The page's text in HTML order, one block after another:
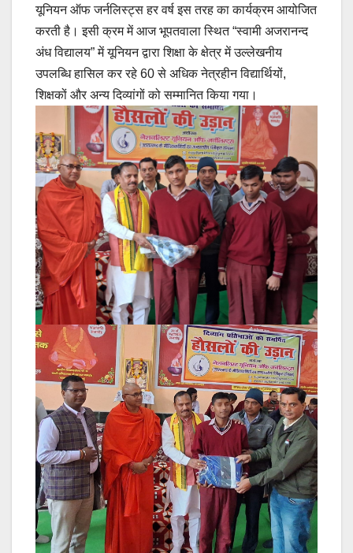
यूनियन ऑफ जर्नलिस्ट्स हर वर्ष इस तरह का कार्यक्रम आयोजित
करती है। इसी क्रम में आज भूपतवाला स्थित “स्वामी अजरानन्द
अंध विद्यालय” में यूनियन द्वारा शिक्षा के क्षेत्र में उल्लेखनीय
उपलब्धि हासिल कर रहे 60 से अधिक नेत्रहीन विद्यार्थियों,
शिक्षकों और अन्य दिव्यांगों को सम्मानित किया गया।